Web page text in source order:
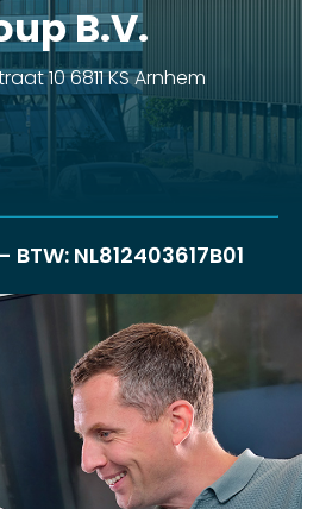
B.V.
10 6811 KS Arnhem
NL812403617B01